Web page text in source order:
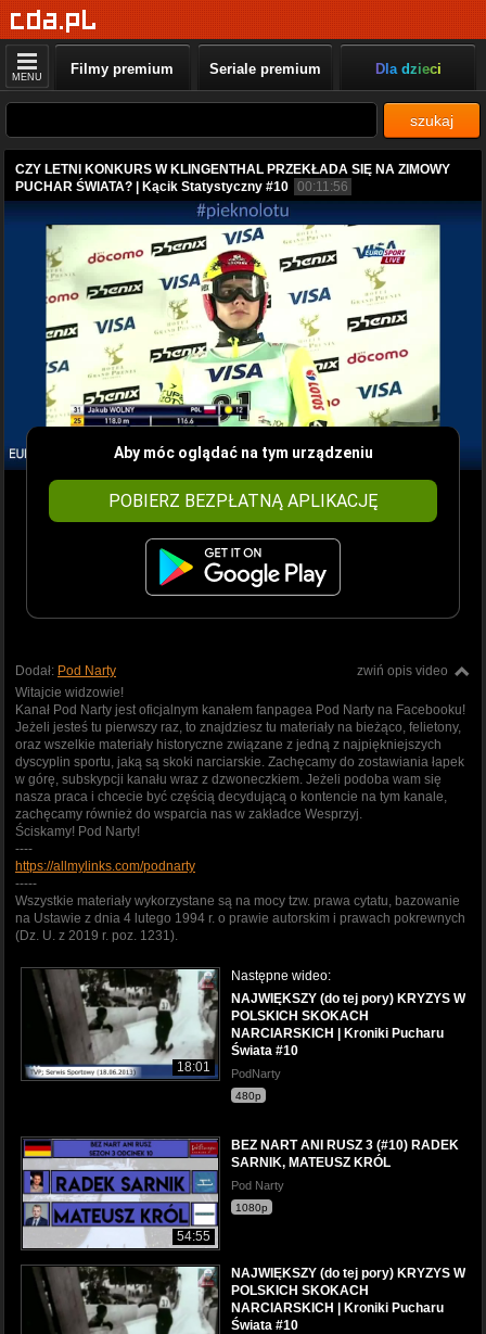
MENU Filmy premium Seriale premium Dla dzieci
szukaj
CZY LETNI KONKURS W KLINGENTHAL PRZEKŁADA SIĘ NA ZIMOWY
PUCHAR ŚWIATA? | Kącik Statystyczny #10 00:11:56
Aby móc oglądać na tym urządzeniu
POBIERZ BEZPŁATNĄ APLIKACJĘ
zwiń opis video
Dodał: Pod Narty
Witajcie widzowie!
Kanał Pod Narty jest oficjalnym kanałem fanpagea Pod Narty na Facebooku!
Jeżeli jesteś tu pierwszy raz, to znajdziesz tu materiały na bieżąco, felietony,
oraz wszelkie materiały historyczne związane z jedną z najpiękniejszych
dyscyplin sportu, jaką są skoki narciarskie. Zachęcamy do zostawiania łapek
w górę, subskypcji kanału wraz z dzwoneczkiem. Jeżeli podoba wam się
nasza praca i chcecie być częścią decydującą o kontencie na tym kanale,
zachęcamy również do wsparcia nas w zakładce Wesprzyj.
Ściskamy! Pod Narty!
----
https://allmylinks.com/podnarty
-----
Wszystkie materiały wykorzystane są na mocy tzw. prawa cytatu, bazowanie
na Ustawie z dnia 4 lutego 1994 r. o prawie autorskim i prawach pokrewnych
(Dz. U. z 2019 r. poz. 1231).
18:01
Następne wideo:
NAJWIĘKSZY (do tej pory) KRYZYS W
POLSKICH SKOKACH
NARCIARSKICH | Kroniki Pucharu
Świata #10
PodNarty
480p
54:55
BEZ NART ANI RUSZ 3 (#10) RADEK
SARNIK, MATEUSZ KRÓL
Pod Narty
1080p
NAJWIĘKSZY (do tej pory) KRYZYS W
POLSKICH SKOKACH
NARCIARSKICH | Kroniki Pucharu
Świata #10